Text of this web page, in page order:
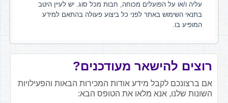
עליה ו/או על הפועלים מכוחה, חבות מכל סוג. יש לעיין היטב
בתנאי השימוש באתר לפני כל ביצוע פעולה בהתאם למידע
המופיע בו.
רוצים להישאר מעודכנים?
אם ברצונכם לקבל מידע אודות המכירות הבאות והפעילויות
השונות שלנו, אנא מלאו את הטופס הבא: